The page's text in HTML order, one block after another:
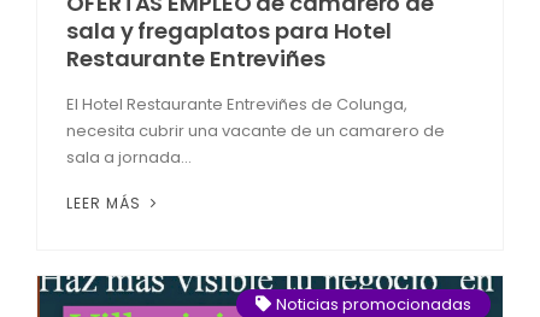
sala y fregaplatos para Hotel
Restaurante Entreviñes
El Hotel Restaurante Entreviñes de Colunga,
necesita cubrir una vacante de un camarero de
sala a jornada...
LEER MÁS
Noticias promocionadas